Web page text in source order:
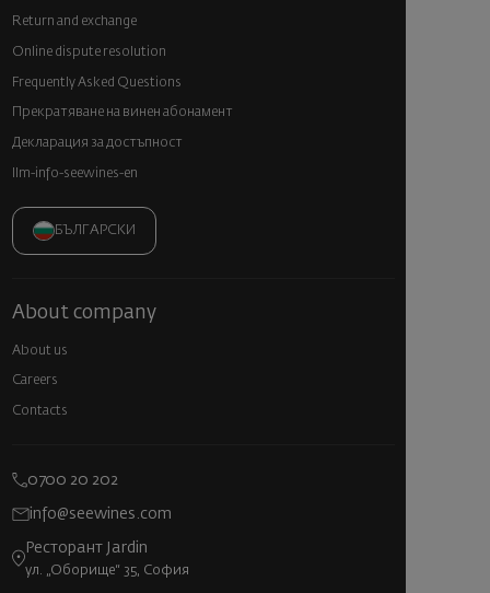
Return and exchange
Online dispute resolution
Frequently Asked Questions
Прекратяване на винен абонамент
Декларация за достъпност
llm-info-seewines-en
БЪЛГАРСКИ
About company
About us
Careers
Contacts
0700 20 202
info@seewines.com
Ресторант Jardin
ул. „Оборище“ 35, София